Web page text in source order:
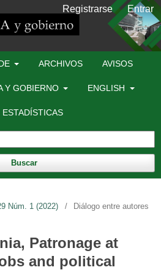
ARCHIVOS AVISOS
Y GOBIERNO ENGLISH
ESTADÍSTICAS
Buscar
Registrarse Entrar
Núm. 1 (2022)
/ Diálogo entre autores
Patronage at
and political